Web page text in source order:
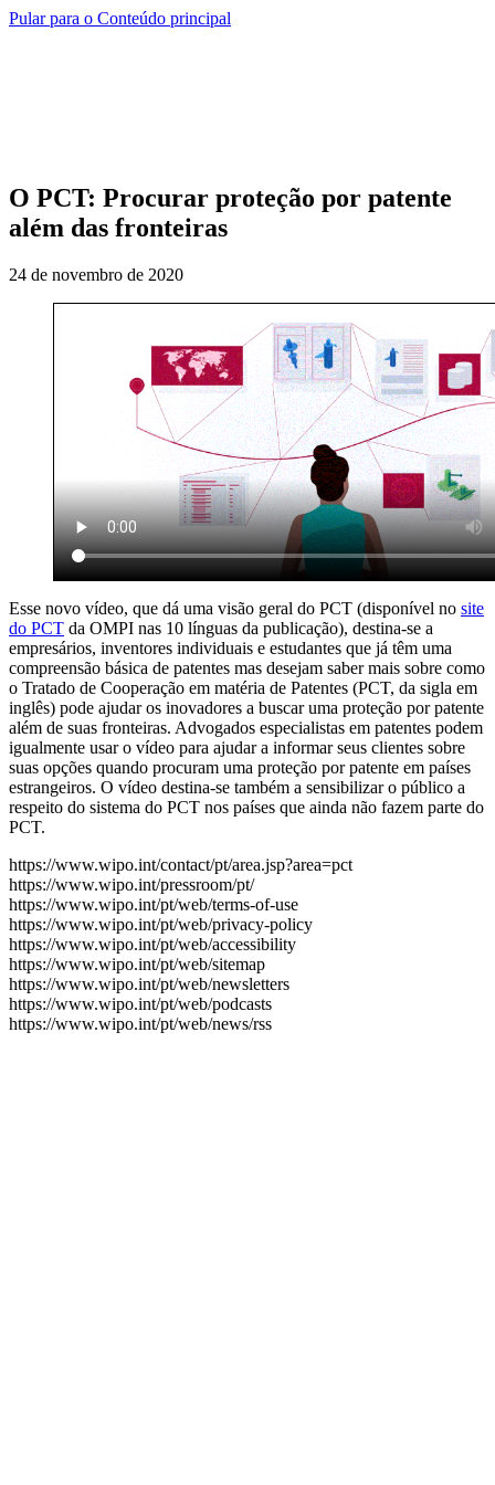
Pular para o Conteúdo principal
O PCT: Procurar proteção por patente
além das fronteiras
24 de novembro de 2020
Esse novo vídeo, que dá uma visão geral do PCT (disponível no site
do PCT da OMPI nas 10 línguas da publicação), destina-se a
empresários, inventores individuais e estudantes que já têm uma
compreensão básica de patentes mas desejam saber mais sobre como
o Tratado de Cooperação em matéria de Patentes (PCT, da sigla em
inglês) pode ajudar os inovadores a buscar uma proteção por patente
além de suas fronteiras. Advogados especialistas em patentes podem
igualmente usar o vídeo para ajudar a informar seus clientes sobre
suas opções quando procuram uma proteção por patente em países
estrangeiros. O vídeo destina-se também a sensibilizar o público a
respeito do sistema do PCT nos países que ainda não fazem parte do
PCT.
https://www.wipo.int/contact/pt/area.jsp?area=pct
https://www.wipo.int/pressroom/pt/
https://www.wipo.int/pt/web/terms-of-use
https://www.wipo.int/pt/web/privacy-policy
https://www.wipo.int/pt/web/accessibility
https://www.wipo.int/pt/web/sitemap
https://www.wipo.int/pt/web/newsletters
https://www.wipo.int/pt/web/podcasts
https://www.wipo.int/pt/web/news/rss